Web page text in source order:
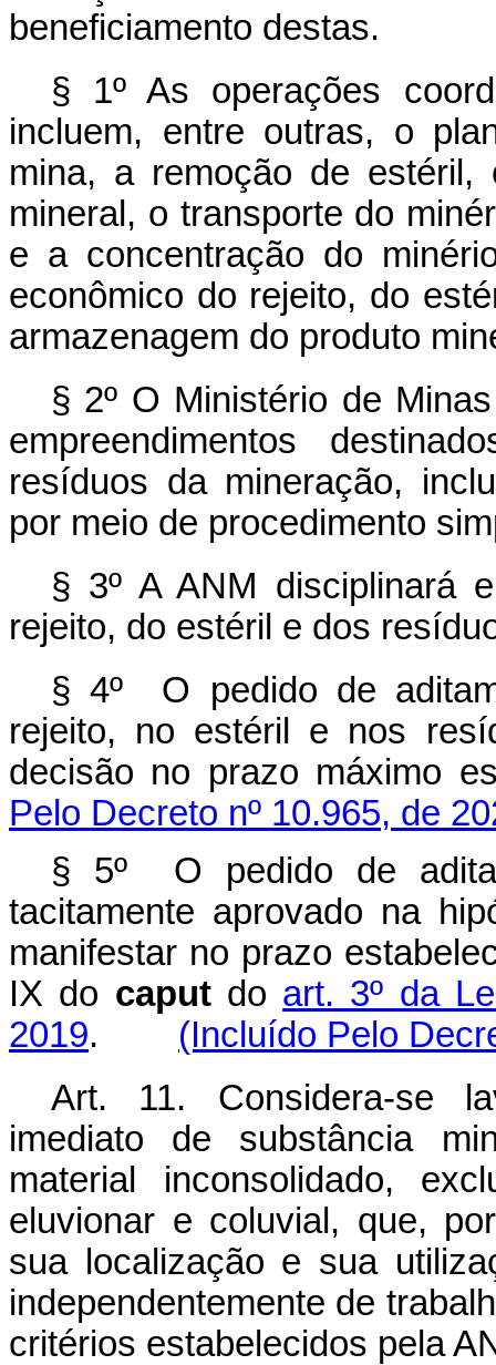
beneficiamento destas.
§ 1º As operações
incluem, entre outras, o
mina, a remoção de
mineral, o transporte do
e a concentração do
econômico do rejeito, do
armazenagem do produto
§ 2º O Ministério de
empreendimentos
resíduos da mineração,
por meio de procedimento
§ 3º A ANM disciplinará
rejeito, do estéril e dos
§ 4º O pedido de
rejeito, no estéril e nos
decisão no prazo
Pelo Decreto nº 10.965, de
§ 5º O pedido de
tacitamente aprovado na
manifestar no prazo
IX do caputdo art. 3º da
2019. (Incluído Pelo
Art. 11. Considera-se
imediato de substância
material inconsolidado,
eluvionar e coluvial, que,
sua localização e sua
independentemente de
critérios estabelecidos pela